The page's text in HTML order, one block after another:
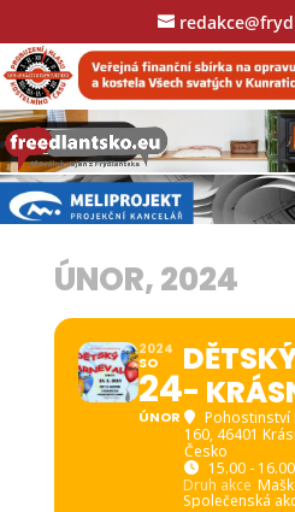
ÚNOR, 2024
2024
SO
24
ÚNOR
-
Pohostinství
160, 46401
Česko
15.00 - 16.00
Druh akce
Společenská